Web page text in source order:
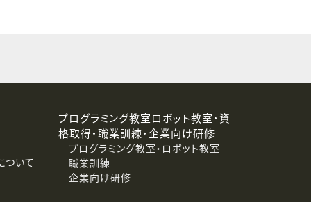
および第三者への提供停止）
ついて
プログラミング教室ロボット教室・資
格取得・職業訓練・企業向け研修
プログラミング教室・ロボット教室
職業訓練
企業向け研修